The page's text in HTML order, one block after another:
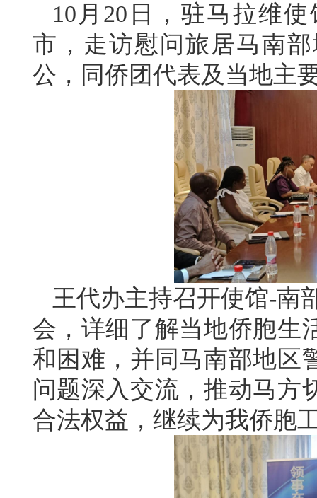
10月20日，驻马拉维
市，走访慰问旅居马南
公，同侨团代表及当地主
王代办主持召开使馆-南
会，详细了解当地侨胞生
和困难，并同马南部地区
问题深入交流，推动马方
合法权益，继续为我侨胞